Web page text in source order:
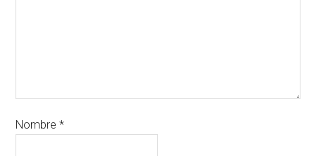
Nombre*